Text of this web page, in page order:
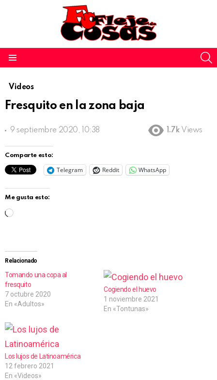
Videos
Fresquito en la zona baja
9 septiembre 2020, 10:38 1.7k Views
Comparte esto:
Telegram Reddit WhatsApp
Me gusta esto:
g
a
n
d
.
.
.
Relacionado
Tomando una copa al
fresquito
7 octubre 2020
En «Adultos»
Cogiendo el huevo
1 noviembre 2021
En «Tontunas»
Los lujos de Latinoamérica
12 febrero 2021
En «Videos»